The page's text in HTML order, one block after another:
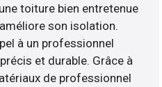
toiture bien entretenue
son isolation.
à un professionnel
et durable. Grâce à
de professionnel